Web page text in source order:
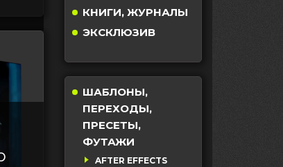
КНИГИ, ЖУРНАЛЫ
ЭКСКЛЮЗИВ
ШАБЛОНЫ,
ПЕРЕХОДЫ,
ПРЕСЕТЫ,
ФУТАЖИ
AFTER EFFECTS